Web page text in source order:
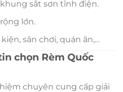
sắt sơn tĩnh điện.
lớn.
sân chơi, quán ăn,…
chọn Rèm Quốc
chuyên cung cấp giải